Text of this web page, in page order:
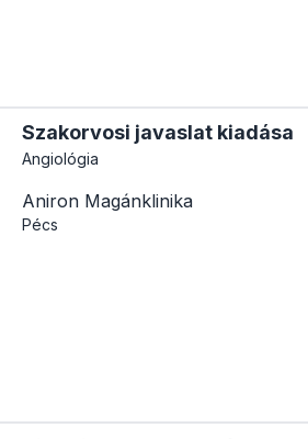
Szakorvosi javaslat kiadása
Angiológia
Aniron Magánklinika
Pécs